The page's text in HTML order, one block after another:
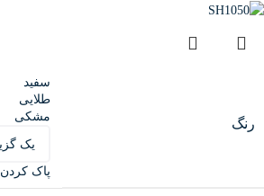
رنگ
سفید
طلایی
مشکی
پاک کردن